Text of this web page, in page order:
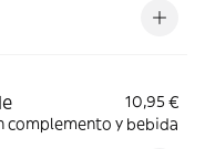
10,95 €
complemento y bebida